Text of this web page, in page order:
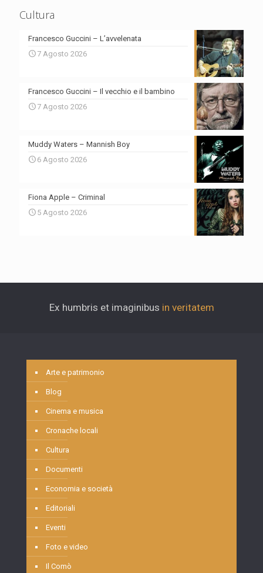
Cultura
Francesco Guccini – L’avvelenata
7 Agosto 2026
Francesco Guccini – Il vecchio e il bambino
7 Agosto 2026
Muddy Waters – Mannish Boy
6 Agosto 2026
Fiona Apple – Criminal
5 Agosto 2026
Ex humbris et imaginibus in veritatem
Arte e patrimonio
Blog
Cinema e musica
Cronache locali
Cultura
Documenti
Economia e società
Editoriali
Eventi
Foto e video
Il Comò